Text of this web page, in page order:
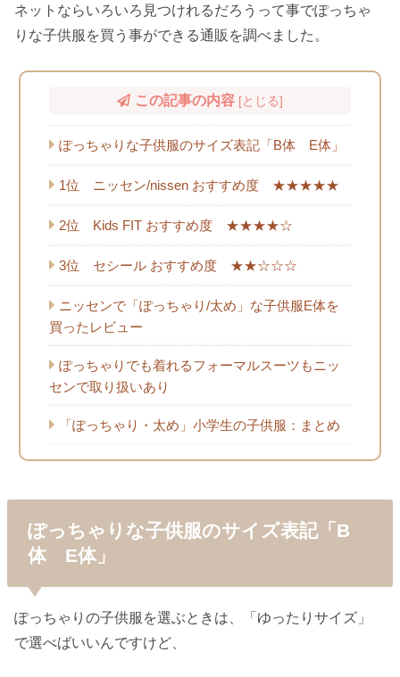
ネットならいろいろ見つけれるだろうって事でぽっちゃ
りな子供服を買う事ができる通販を調べました。
この記事の内容 [とじる]
ぽっちゃりな子供服のサイズ表記「B体 E体」
1位 ニッセン/nissen おすすめ度 ★★★★★
2位 Kids FIT おすすめ度 ★★★★☆
3位 セシール おすすめ度 ★★☆☆☆
ニッセンで「ぽっちゃり/太め」な子供服E体を
買ったレビュー
ぽっちゃりでも着れるフォーマルスーツもニッ
センで取り扱いあり
「ぽっちゃり・太め」小学生の子供服：まとめ
ぽっちゃりな子供服のサイズ表記「B
体 E体」
ぽっちゃりの子供服を選ぶときは、「ゆったりサイズ」
で選べばいいんですけど、